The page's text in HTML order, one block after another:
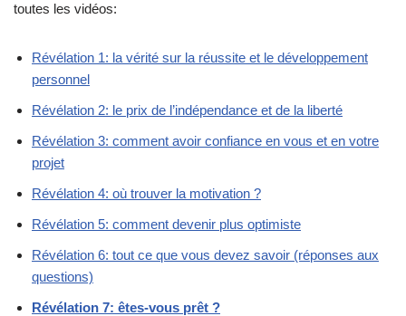
toutes les vidéos:
Révélation 1: la vérité sur la réussite et le développement
personnel
Révélation 2: le prix de l’indépendance et de la liberté
Révélation 3: comment avoir confiance en vous et en votre
projet
Révélation 4: où trouver la motivation ?
Révélation 5: comment devenir plus optimiste
Révélation 6: tout ce que vous devez savoir (réponses aux
questions)
Révélation 7: êtes-vous prêt ?